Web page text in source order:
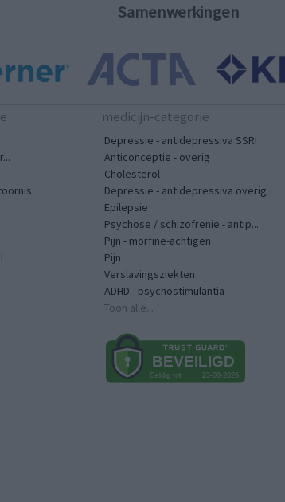
Samenwerkingen
medicijn-categorie
Depressie - antidepressiva SSRI
Anticonceptie - overig
Cholesterol
Depressie - antidepressiva overig
Epilepsie
Psychose / schizofrenie - antip...
Pijn - morfine-achtigen
Pijn
Verslavingsziekten
ADHD - psychostimulantia
Toon alle...